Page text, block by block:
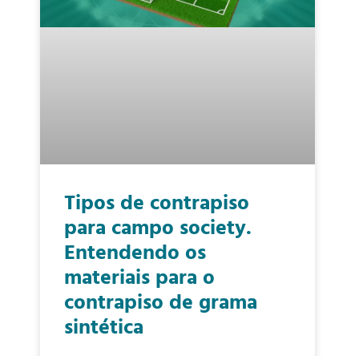
Tipos de contrapiso
para campo society.
Entendendo os
materiais para o
contrapiso de grama
sintética